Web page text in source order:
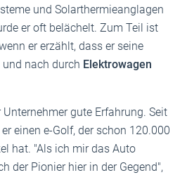
und Solarthermieanglagen
er oft belächelt. Zum Teil ist
er erzählt, dass er seine
und nach durch Elektrowagen
gute Erfahrung. Seit
einen e-Golf, der schon 120.000
hat. "Als ich mir das Auto
der Pionier hier in der Gegend",